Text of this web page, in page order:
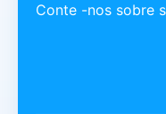
Conte -nos sobre